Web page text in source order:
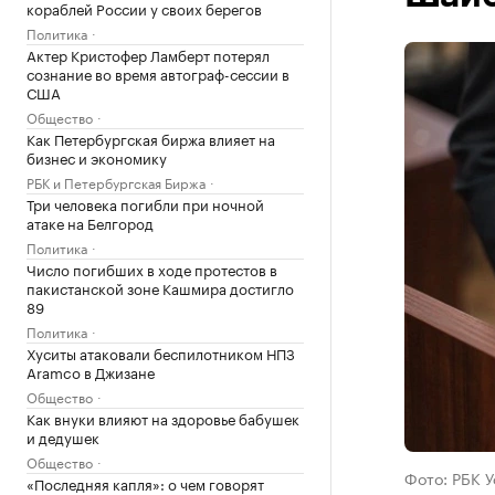
кораблей России у своих берегов
Политика
Актер Кристофер Ламберт потерял
сознание во время автограф-сессии в
США
Общество
Как Петербургская биржа влияет на
бизнес и экономику
РБК и Петербургская Биржа
Три человека погибли при ночной
атаке на Белгород
Политика
Число погибших в ходе протестов в
пакистанской зоне Кашмира достигло
89
Политика
Хуситы атаковали беспилотником НПЗ
Aramco в Джизане
Общество
Как внуки влияют на здоровье бабушек
и дедушек
Общество
«Последняя капля»: о чем говорят
Фото: РБК